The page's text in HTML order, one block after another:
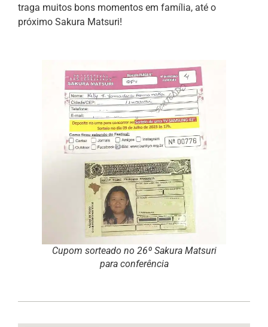
traga muitos bons momentos em família, até o
próximo Sakura Matsuri!
Cupom sorteado no 26º Sakura Matsuri
para conferência